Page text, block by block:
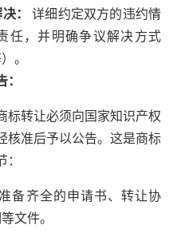
：
详细约定双方的违约情
任，并明确争议解决方式
。
标转让必须向国家知识产权
核准后予以公告。这是商标
准备齐全的申请书、转让协
文件。